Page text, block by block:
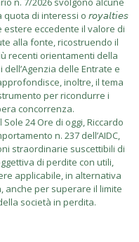
di interessi o 𝘳𝘰𝘺𝘢𝘭𝘵𝘪𝘦𝘴
eccedente il valore di
alla fonte, ricostruendo il
recenti orientamenti della
delle Entrate e
inoltre, il tema
strumento per ricondurre i
concorrenza.
24 Ore di oggi, Riccardo
n. 237 dell’AIDC,
straordinarie suscettibili di
di perdite con utili,
applicabile, in alternativa
anche per superare il limite
società in perdita.